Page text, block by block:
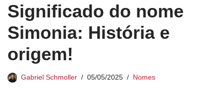
Significado do nome
Simonia: História e
origem!
Gabriel Schmoller 05/05/2025 Nomes